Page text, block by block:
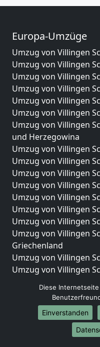
Europa-Umzüge
Umzug von Villingen
Umzug von Villingen
Umzug von Villingen
Umzug von Villingen
Umzug von Villingen
Umzug von Villingen
Umzug von Villingen
und Herzegowina
Umzug von Villingen
Umzug von Villingen
Umzug von Villingen
Umzug von Villingen
Umzug von Villingen
Umzug von Villingen
Umzug von Villingen
Umzug von Villingen
Griechenland
Umzug von Villingen
Umzug von Villingen
Umzug von Villingen
Luxemburg
Umzug von Villingen
Diese
Einverstanden